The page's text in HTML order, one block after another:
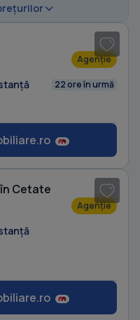
Agenție
22 ore în urmă
Cetate
Agenție